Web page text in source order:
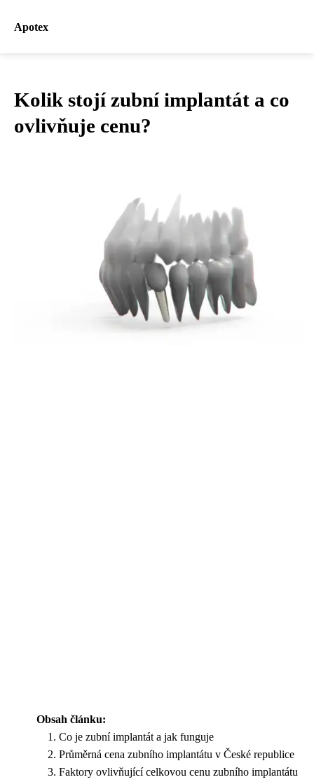
Apotex
Kolik stojí zubní implantát a co
ovlivňuje cenu?
Obsah článku:
Co je zubní implantát a jak funguje
Průměrná cena zubního implantátu v České republice
Faktory ovlivňující celkovou cenu zubního implantátu